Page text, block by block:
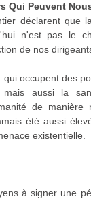
Qui Peuvent
déclarent que
n'est pas le
de nos
occupent des
mais aussi la
de manière
été aussi
existentielle.
à signer une